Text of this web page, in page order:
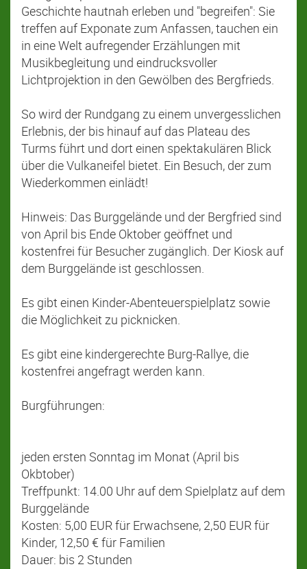
Geschichte hautnah erleben und "begreifen": Sie
treffen auf Exponate zum Anfassen, tauchen ein
in eine Welt aufregender Erzählungen mit
Musikbegleitung und eindrucksvoller
Lichtprojektion in den Gewölben des Bergfrieds.
So wird der Rundgang zu einem unvergesslichen
Erlebnis, der bis hinauf auf das Plateau des
Turms führt und dort einen spektakulären Blick
über die Vulkaneifel bietet. Ein Besuch, der zum
Wiederkommen einlädt!
Hinweis: Das Burggelände und der Bergfried sind
von April bis Ende Oktober geöffnet und
kostenfrei für Besucher zugänglich. Der Kiosk auf
dem Burggelände ist geschlossen.
Es gibt einen Kinder-Abenteuerspielplatz sowie
die Möglichkeit zu picknicken.
Es gibt eine kindergerechte Burg-Rallye, die
kostenfrei angefragt werden kann.
Burgführungen:
jeden ersten Sonntag im Monat (April bis
Okbtober)
Treffpunkt: 14.00 Uhr auf dem Spielplatz auf dem
Burggelände
Kosten: 5,00 EUR für Erwachsene, 2,50 EUR für
Kinder, 12,50 € für Familien
Dauer: bis 2 Stunden